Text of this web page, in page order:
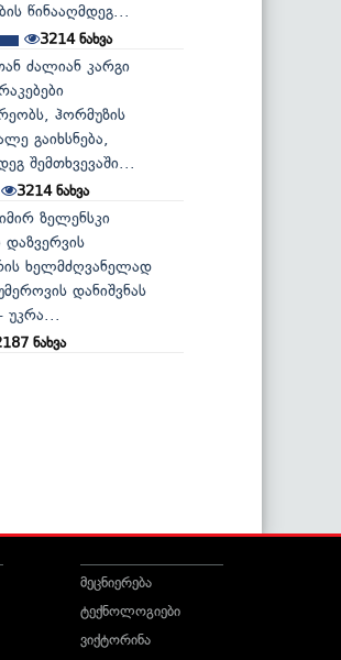
წინააღმდეგ...
3214ნახვა
ძალიან კარგი
ჰორმუზის
გაიხსნება,
შემთხვევაში...
3214ნახვა
ზელენსკი
დაზვერვის
ხელმძღვანელად
დანიშვნას
უკრა...
ნახვა
მეცნიერება
ტექნოლოგიები
ვიქტორინა